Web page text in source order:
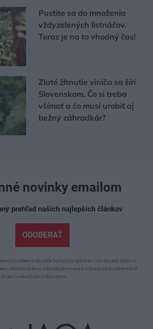
Pustite sa do množenia
vždyzelených listnáčov.
Teraz je na to vhodný čas!
Zlaté žltnutie viniča sa šíri
Slovenskom. Čo si treba
všímať a čo musí urobiť aj
bežný záhradkár?
novinky emailom
prehľad našich najlepších článkov
ODOBERAŤ
posielame obvykle ku koncu týždňa – vo štvrtok alebo v
nikomu inému neposkytneme a z odberu sa budete môcť
niekoľkými kliknutiami.